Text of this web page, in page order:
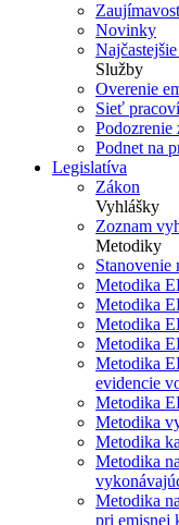
Novinky
Služby
Overenie
Sieť
Podozrenie
Podnet na
Legislatíva
Zákon
Vyhlášky
Zoznam
Metodiky
Stanovenie
Metodika
Metodika
Metodika
Metodika
Metodika
evidencie
Metodika
Metodika
Metodika
Metodika
Metodika
pri emisnej